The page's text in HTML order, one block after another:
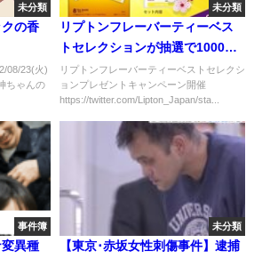
未分類
の香
08/23(火)
ちゃんの
未分類
リプトンフレーバーティーベス
トセレクションが抽選で1000名
に当たる！4/30まで
リプトンフレーバーティーベストセレクシ
ョンプレゼントキャンペーン開催
https://twitter.com/Lipton_Japan/sta...
事件簿
異種
未分類
【東京･赤坂女性刺傷事件】逮捕